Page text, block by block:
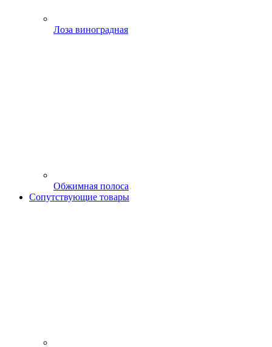
Лоза виноградная
Обжимная полоса
Сопутствующие товары